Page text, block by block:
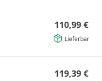
110,99 €
Lieferbar
119,39 €